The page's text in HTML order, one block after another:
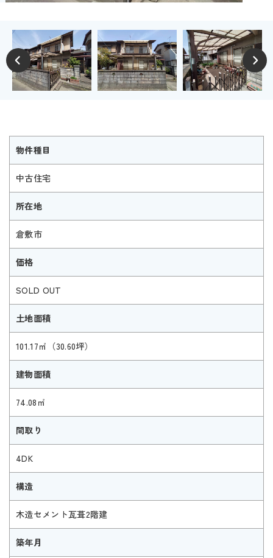
物件種目
中古住宅
所在地
倉敷市
価格
SOLD OUT
土地面積
101.17㎡（30.60坪）
建物面積
74.08㎡
間取り
4DK
構造
木造セメント瓦葺2階建
築年月